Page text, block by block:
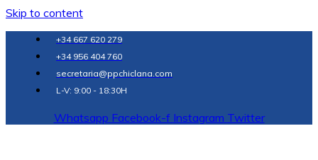
Skip to content
+34 667 620 279
+34 956 404 760
secretaria@ppchiclana.com
L-V: 9:00 - 18:30H
Whatsapp Facebook-f Instagram Twitter